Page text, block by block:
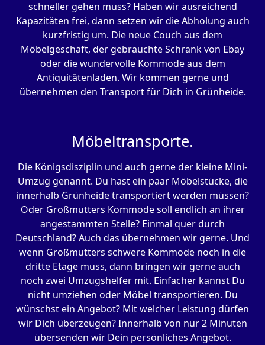
schneller gehen muss? Haben wir ausreichend
Kapazitäten frei, dann setzen wir die Abholung auch
kurzfristig um. Die neue Couch aus dem
Möbelgeschäft, der gebrauchte Schrank von Ebay
oder die wundervolle Kommode aus dem
Antiquitätenladen. Wir kommen gerne und
übernehmen den Transport für Dich in Grünheide.
Möbeltransporte.
Die Königsdisziplin und auch gerne der kleine Mini-
Umzug genannt. Du hast ein paar Möbelstücke, die
innerhalb Grünheide transportiert werden müssen?
Oder Großmutters Kommode soll endlich an ihrer
angestammten Stelle? Einmal quer durch
Deutschland? Auch das übernehmen wir gerne. Und
wenn Großmutters schwere Kommode noch in die
dritte Etage muss, dann bringen wir gerne auch
noch zwei Umzugshelfer mit. Einfacher kannst Du
nicht umziehen oder Möbel transportieren. Du
wünschst ein Angebot? Mit welcher Leistung dürfen
wir Dich überzeugen? Innerhalb von nur 2 Minuten
übersenden wir Dein persönliches Angebot.